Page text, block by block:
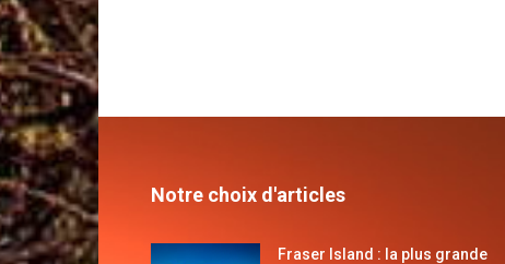
Notre choix d'articles
Fraser Island : la plus grande